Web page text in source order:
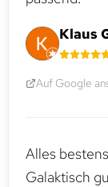
Klaus
Auf Google
Alles
Galaktisch